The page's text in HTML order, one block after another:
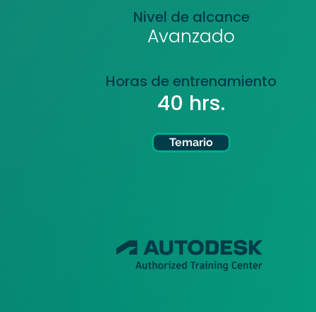
Nivel de alcance
Avanzado
40 hrs.
Horas de entrenamiento
Temario